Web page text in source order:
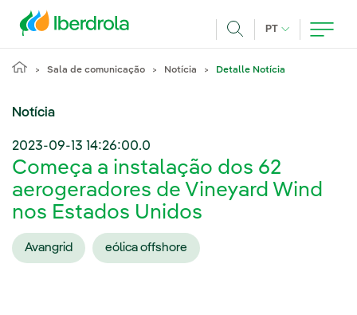
PT IDIOMA ATUAL,
Sala de comunicação Notícia Detalle Notícia
Notícia
2023-09-13 14:26:00.0
Começa a instalação dos 62
aerogeradores de Vineyard Wind
nos Estados Unidos
Avangrid eólica offshore